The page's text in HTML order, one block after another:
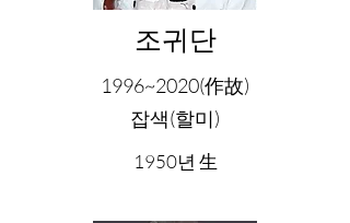
조귀단
1996~2020(作故)
잡색(할미)
1950년 生